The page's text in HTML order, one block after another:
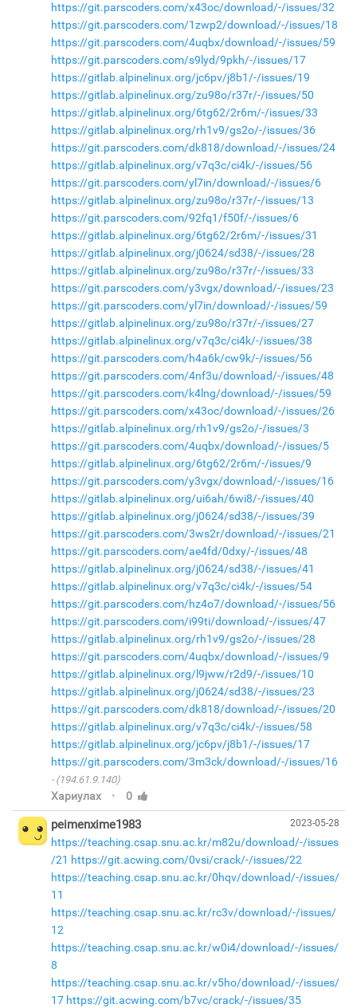
https://git.parscoders.com/x43oc/download/-/issues/32
https://git.parscoders.com/1zwp2/download/-/issues/18
https://git.parscoders.com/4uqbx/download/-/issues/59
https://git.parscoders.com/s9lyd/9pkh/-/issues/17
https://gitlab.alpinelinux.org/jc6pv/j8b1/-/issues/19
https://gitlab.alpinelinux.org/zu98o/r37r/-/issues/50
https://gitlab.alpinelinux.org/6tg62/2r6m/-/issues/33
https://gitlab.alpinelinux.org/rh1v9/gs2o/-/issues/36
https://git.parscoders.com/dk818/download/-/issues/24
https://gitlab.alpinelinux.org/v7q3c/ci4k/-/issues/56
https://git.parscoders.com/yl7in/download/-/issues/6
https://gitlab.alpinelinux.org/zu98o/r37r/-/issues/13
https://git.parscoders.com/92fq1/f50f/-/issues/6
https://gitlab.alpinelinux.org/6tg62/2r6m/-/issues/31
https://gitlab.alpinelinux.org/j0624/sd38/-/issues/28
https://gitlab.alpinelinux.org/zu98o/r37r/-/issues/33
https://git.parscoders.com/y3vgx/download/-/issues/23
https://git.parscoders.com/yl7in/download/-/issues/59
https://gitlab.alpinelinux.org/zu98o/r37r/-/issues/27
https://gitlab.alpinelinux.org/v7q3c/ci4k/-/issues/38
https://git.parscoders.com/h4a6k/cw9k/-/issues/56
https://git.parscoders.com/4nf3u/download/-/issues/48
https://git.parscoders.com/k4lng/download/-/issues/59
https://git.parscoders.com/x43oc/download/-/issues/26
https://gitlab.alpinelinux.org/rh1v9/gs2o/-/issues/3
https://git.parscoders.com/4uqbx/download/-/issues/5
https://gitlab.alpinelinux.org/6tg62/2r6m/-/issues/9
https://git.parscoders.com/y3vgx/download/-/issues/16
https://gitlab.alpinelinux.org/ui6ah/6wi8/-/issues/40
https://gitlab.alpinelinux.org/j0624/sd38/-/issues/39
https://git.parscoders.com/3ws2r/download/-/issues/21
https://git.parscoders.com/ae4fd/0dxy/-/issues/48
https://gitlab.alpinelinux.org/j0624/sd38/-/issues/41
https://gitlab.alpinelinux.org/v7q3c/ci4k/-/issues/54
https://git.parscoders.com/hz4o7/download/-/issues/56
https://git.parscoders.com/i99ti/download/-/issues/47
https://gitlab.alpinelinux.org/rh1v9/gs2o/-/issues/28
https://git.parscoders.com/4uqbx/download/-/issues/9
https://gitlab.alpinelinux.org/l9jww/r2d9/-/issues/10
https://gitlab.alpinelinux.org/j0624/sd38/-/issues/23
https://git.parscoders.com/dk818/download/-/issues/20
https://gitlab.alpinelinux.org/v7q3c/ci4k/-/issues/58
https://gitlab.alpinelinux.org/jc6pv/j8b1/-/issues/17
https://git.parscoders.com/3m3ck/download/-/issues/16
(194.61.9.140)
Хариулах · 0
2023-05-28
peimenxime1983
https://teaching.csap.snu.ac.kr/m82u/download/-/issues
/21 https://git.acwing.com/0vsi/crack/-/issues/22
https://teaching.csap.snu.ac.kr/0hqv/download/-/issues/
11
https://teaching.csap.snu.ac.kr/rc3v/download/-/issues/
12
https://teaching.csap.snu.ac.kr/w0i4/download/-/issues/
8
https://teaching.csap.snu.ac.kr/v5ho/download/-/issues/
17 https://git.acwing.com/b7vc/crack/-/issues/35